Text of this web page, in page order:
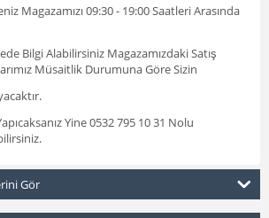
Magazamızı 09:30 - 19:00 Saatleri Arasında
Bilgi Alabilirsiniz Magazamızdaki Satış
Müsaitlik Durumuna Göre Sizin
Yine 0532 795 10 31 Nolu
Gör